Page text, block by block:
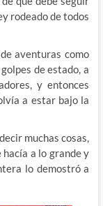
rodeado de todos
aventuras como
de estado, a
y entonces
a estar bajo la
muchas cosas,
hacía a lo grande y
lo demostró a